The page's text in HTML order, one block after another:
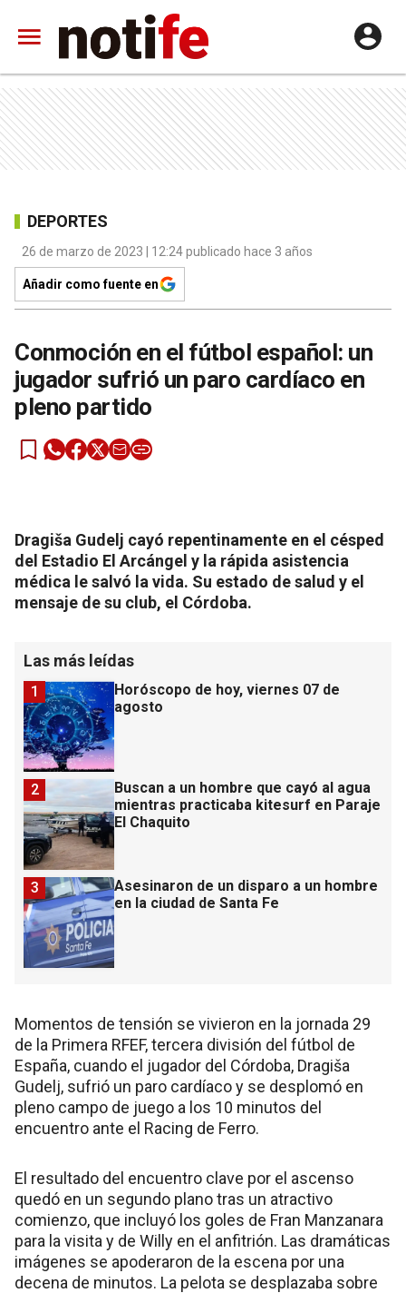
DEPORTES
26 de marzo de 2023 | 12:24 publicado hace 3 años
Añadir como fuente en
Conmoción en el fútbol español: un
jugador sufrió un paro cardíaco en
pleno partido
Dragiša Gudelj cayó repentinamente en el césped
del Estadio El Arcángel y la rápida asistencia
médica le salvó la vida. Su estado de salud y el
mensaje de su club, el Córdoba.
Las más leídas
Horóscopo de hoy, viernes 07 de
agosto
1
Buscan a un hombre que cayó al agua
mientras practicaba kitesurf en Paraje
El Chaquito
2
Asesinaron de un disparo a un hombre
en la ciudad de Santa Fe
3
Momentos de tensión se vivieron en la jornada 29
de la Primera RFEF, tercera división del fútbol de
España, cuando el jugador del Córdoba, Dragiša
Gudelj, sufrió un paro cardíaco y se desplomó en
pleno campo de juego a los 10 minutos del
encuentro ante el Racing de Ferro.
El resultado del encuentro clave por el ascenso
quedó en un segundo plano tras un atractivo
comienzo, que incluyó los goles de Fran Manzanara
para la visita y de Willy en el anfitrión. Las dramáticas
imágenes se apoderaron de la escena por una
decena de minutos. La pelota se desplazaba sobre